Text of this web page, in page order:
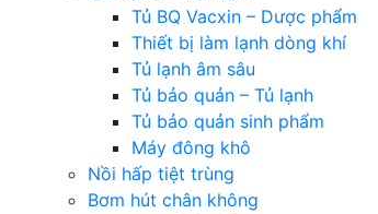
Tủ BQ Vacxin – Dược phẩm
Thiết bị làm lạnh dòng khí
Tủ lạnh âm sâu
Tủ bảo quản – Tủ lạnh
Tủ bảo quản sinh phẩm
Máy đông khô
Nồi hấp tiệt trùng
Bơm hút chân không